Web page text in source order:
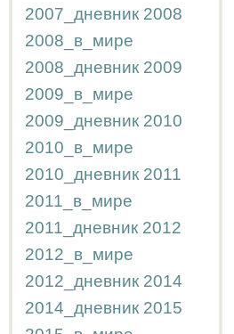
2007_дневник 2008
2008_в_мире
2008_дневник 2009
2009_в_мире
2009_дневник 2010
2010_в_мире
2010_дневник 2011
2011_в_мире
2011_дневник 2012
2012_в_мире
2012_дневник 2014
2014_дневник 2015